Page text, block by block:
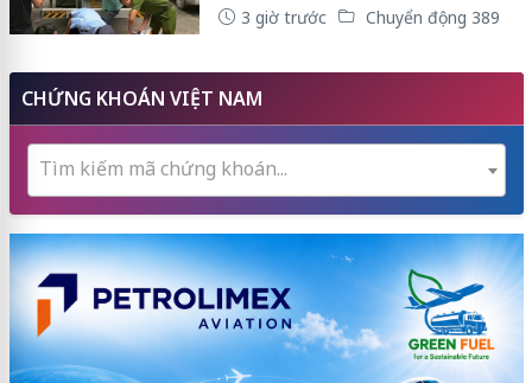
3 giờ trước Chuyển động 389
CHỨNG KHOÁN VIỆT NAM
Tìm kiếm mã chứng khoán...